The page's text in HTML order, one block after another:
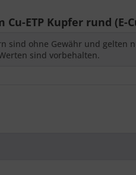
ETP Kupfer rund (E-
sind ohne Gewähr und gelten
sind vorbehalten.